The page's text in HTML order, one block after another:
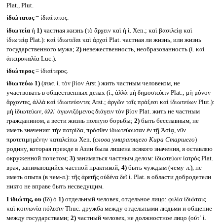
Plat., Plut.
ἰδιώτατος= ἰδιαίτατος.
ἰδιωτεία ἡ 1)частная жизнь (τὸ ἄρχειν καὶ ἡ ἰ. Xen.; καὶ βασιλείᾳ καὶ
ἰδιωτείᾳ Plat.): καὶ ἰδιωτεῖαι καὶ ἀρχαί Plat. частная ли жизнь, или жизнь
государственного мужа; 2)невежественность, необразованность (ἰ. καὶ
ἀπειροκαλία Luc.).
ἰδιώτερος= ἰδιαίτερος.
ἰδιωτεύω 1)(тж. ἰ. τὸν βίον Arst.) жить частным человеком, не
участвовать в общественных делах (ἰ., ἀλλὰ μὴ δημοσιεύειν Plat.; μὴ μόνον
ἄρχοντες, ἀλλὰ καὶ ἰδιωτεύοντες Arst.; ἀργῶν ταῖς πράξεσι καὶ ἰδιωτεύων Plut.):
μὴ ἰδιωτεύων, ἀλλ᾽ ἀγωνιζόμενος διάγειν τὸν βίον Plat. жить не частным
гражданином, а вести жизнь полную борьбы; 2)быть бесславным, не
иметь значения: τὴν πατρίδα, πρόσθεν ἰδιωτεύουσαν ἐν τῇ Ἀσίᾳ, νῦν
προτετιμημένην καταλείπω Xen. (слова умирающего Кира Старшего)
родину, которая прежде в Азии была лишена всякого значения, я оставляю
окруженной почетом; 3)заниматься частным делом: ἰδιωτεύων ἰατρός Plat.
врач, занимающийся частной практикой; 4)быть чуждым (чему-л.), не
иметь опыта (в чем-л.): τῆς ἀρετῆς οὐδένα δεῖ ἰ. Plat. в области добродетели
никто не вправе быть несведущим.
I ἰδιώτης, ου(ῐδ) ὁ 1)отдельный человек, отдельное лицо: φιλία ἰδιώταις
καὶ κοινωνία πόλεσιν Thuc. дружба между отдельными людьми и общение
между государствами; 2)частный человек, не должностное лицо (οὔτ᾽ ἰ.